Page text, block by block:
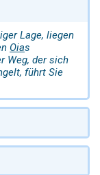
Lage, liegen
Oias
Weg, der sich
führt Sie